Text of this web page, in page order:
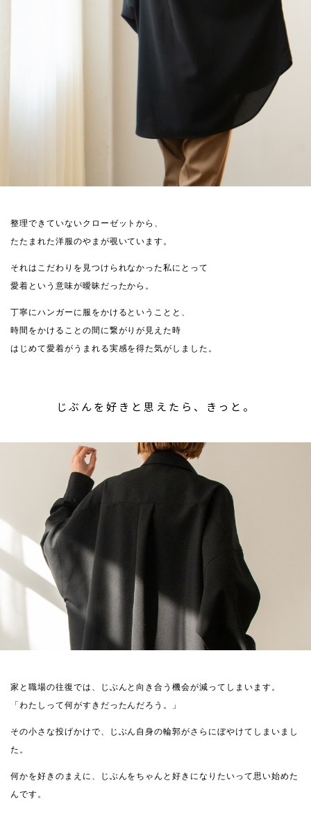
整理できていないクローゼットから、
たたまれた洋服のやまが覗いています。
それはこだわりを見つけられなかった私にとって
愛着という意味が曖昧だったから。
丁寧にハンガーに服をかけるということと、
時間をかけることの間に繋がりが見えた時
はじめて愛着がうまれる実感を得た気がしました。
じぶんを好きと思えたら、きっと。
家と職場の往復では、じぶんと向き合う機会が減ってしまいます。
「わたしって何がすきだったんだろう。」
その小さな投げかけで、じぶん自身の輪郭がさらにぼやけてしまいまし
た。
何かを好きのまえに、じぶんをちゃんと好きになりたいって思い始めた
んです。